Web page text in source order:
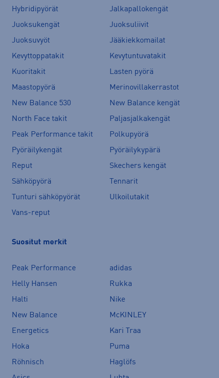
Hybridipyörät
Jalkapallokengät
Juoksukengät
Juoksuliivit
Juoksuvyöt
Jääkiekkomailat
Kevyttoppatakit
Kevytuntuvatakit
Kuoritakit
Lasten pyörä
Maastopyörä
Merinovillakerrastot
New Balance 530
New Balance kengät
North Face takit
Paljasjalkakengät
Peak Performance takit
Polkupyörä
Pyöräilykengät
Pyöräilykypärä
Reput
Skechers kengät
Sähköpyörä
Tennarit
Tunturi sähköpyörät
Ulkoilutakit
Vans-reput
Suositut merkit
Peak Performance
adidas
Helly Hansen
Rukka
Halti
Nike
New Balance
McKINLEY
Energetics
Kari Traa
Hoka
Puma
Röhnisch
Haglöfs